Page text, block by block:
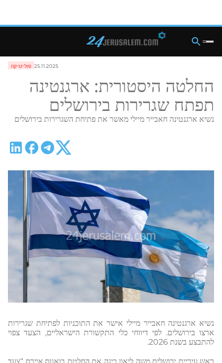
פוליטיקה 25.11.2025
החלטה היסטורית: ארגנטינה
תפתח שגרירות בירושלים
נשיא ארגנטינה חאבייר מיילי מאשר את פתיחת השגרירות בירושלים
נשיא ארגנטינה חאבייר מיילי אישר את התוכניות לפתיחת שגרירות
ארצו בירושלים. לפי דיווחי כלי התקשורת הישראליים, הצעד צפוי
להתבצע בשנת 2026.